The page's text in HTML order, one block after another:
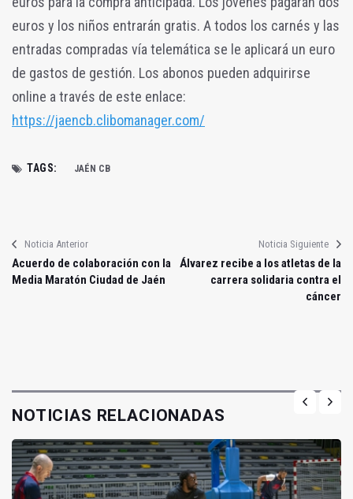
euros y los niños entrarán gratis. A todos los carnés y las
entradas compradas vía telemática se le aplicará un euro
de gastos de gestión. Los abonos pueden adquirirse
online a través de este enlace:
https://jaencb.clibomanager.com/
TAGS: JAÉN CB
Noticia Anterior
Acuerdo de colaboración con la
Media Maratón Ciudad de Jaén
Noticia Siguiente
Álvarez recibe a los atletas de la
carrera solidaria contra el
cáncer
NOTICIAS RELACIONADAS